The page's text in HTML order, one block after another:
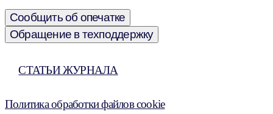
Сообщить об опечатке
Обращение в техподдержку
СТАТЬИ ЖУРНАЛА
Политика обработки файлов cookie